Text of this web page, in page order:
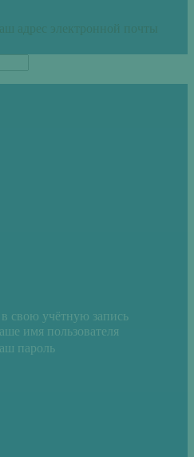
адрес электронной почты
свою учётную запись
имя пользователя
пароль